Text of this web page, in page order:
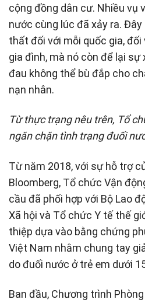
cộng đồng dân cư. Nhiều vụ
nước cùng lúc đã xảy ra.
thất đối với mỗi quốc gia,
gia đình, mà nó còn để lại
đau không thể bù đắp cho
nạn nhân.
Từ thực trạng nêu trên, Tổ
ngăn chặn tình trạng đuối
Từ năm 2018, với sự hỗ trợ
Bloomberg, Tổ chức Vận
cầu đã phối hợp với Bộ Lao
Xã hội và Tổ chức Y tế thế
thiệp dựa vào bằng chứng
Việt Nam nhằm chung tay
do đuối nước ở trẻ em dưới
Ban đầu, Chương trình